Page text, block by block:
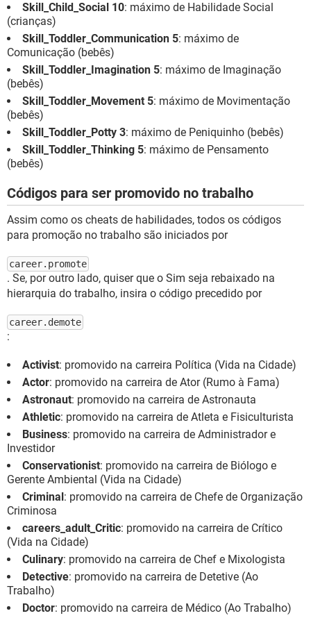
Skill_Child_Social 10: máximo de Habilidade Social
(crianças)
Skill_Toddler_Communication 5: máximo de
Comunicação (bebês)
Skill_Toddler_Imagination 5: máximo de Imaginação
(bebês)
Skill_Toddler_Movement 5: máximo de Movimentação
(bebês)
Skill_Toddler_Potty 3: máximo de Peniquinho (bebês)
Skill_Toddler_Thinking 5: máximo de Pensamento
(bebês)
Códigos para ser promovido no trabalho
Assim como os cheats de habilidades, todos os códigos
para promoção no trabalho são iniciados por
career.promote
. Se, por outro lado, quiser que o Sim seja rebaixado na
hierarquia do trabalho, insira o código precedido por
career.demote
:
Activist: promovido na carreira Política (Vida na Cidade)
Actor: promovido na carreira de Ator (Rumo à Fama)
Astronaut: promovido na carreira de Astronauta
Athletic: promovido na carreira de Atleta e Fisiculturista
Business: promovido na carreira de Administrador e
Investidor
Conservationist: promovido na carreira de Biólogo e
Gerente Ambiental (Vida na Cidade)
Criminal: promovido na carreira de Chefe de Organização
Criminosa
careers_adult_Critic: promovido na carreira de Crítico
(Vida na Cidade)
Culinary: promovido na carreira de Chef e Mixologista
Detective: promovido na carreira de Detetive (Ao
Trabalho)
Doctor: promovido na carreira de Médico (Ao Trabalho)